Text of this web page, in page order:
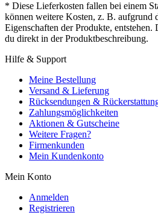
* Diese Lieferkosten fallen bei einem
können weitere Kosten, z. B. aufgrund
Eigenschaften der Produkte,
du direkt in der Produktbeschreibung.
Hilfe & Support
Meine Bestellung
Versand & Lieferung
Rücksendungen &
Zahlungsmöglichkeiten
Aktionen & Gutscheine
Weitere Fragen?
Firmenkunden
Mein Kundenkonto
Mein Konto
Anmelden
Registrieren